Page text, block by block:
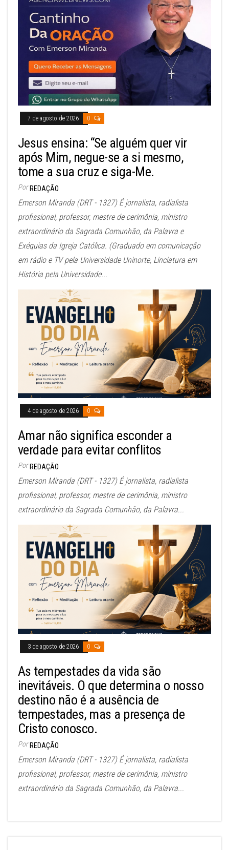
7 de agosto de 2026 0
Jesus ensina: “Se alguém quer vir
após Mim, negue-se a si mesmo,
tome a sua cruz e siga-Me.
Por REDAÇÃO
Emerson Miranda (DRT - 1327) É jornalista, radialista
profissional, professor, mestre de cerimônia, ministro
extraordinário da Sagrada Comunhão, da Palavra e
Exéquias da Igreja Católica. (Graduado em comunicação
em rádio e TV pela Universidade Uninorte, Linciatura em
História pela Universidade...
4 de agosto de 2026 0
Amar não significa esconder a
verdade para evitar conflitos
Por REDAÇÃO
Emerson Miranda (DRT - 1327) É jornalista, radialista
profissional, professor, mestre de cerimônia, ministro
extraordinário da Sagrada Comunhão, da Palavra...
3 de agosto de 2026 0
As tempestades da vida são
inevitáveis. O que determina o nosso
destino não é a ausência de
tempestades, mas a presença de
Cristo conosco.
Por REDAÇÃO
Emerson Miranda (DRT - 1327) É jornalista, radialista
profissional, professor, mestre de cerimônia, ministro
extraordinário da Sagrada Comunhão, da Palavra...